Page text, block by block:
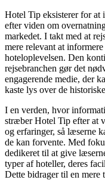
Hotel Tip eksisterer for at
efter viden om
markedet. I takt med at
mere relevant at
hoteloplevelsen. Den
rejsebranchen gør det
engagerende medie, der
kaste lys over de
I en verden, hvor
stræber Hotel Tip efter at
og erfaringer, så læserne
de kan forvente. Med
dedikeret til at give
typer af hoteller, deres
Dette bidrager til en mere